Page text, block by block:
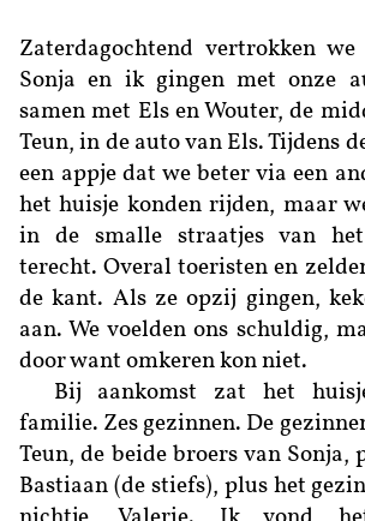
Zaterdagochtend vertrokken
Sonja en ik gingen met onze
samen met Els en Wouter, de
Teun, in de auto van Els. Tijdens
een appje dat we beter via een
het huisje konden rijden, maar
in de smalle straatjes van het
terecht. Overal toeristen en
de kant. Als ze opzij gingen,
aan. We voelden ons schuldig,
door want omkeren kon niet.
Bij aankomst zat het
familie. Zes gezinnen. De
Teun, de beide broers van Sonja,
Bastiaan (de stiefs), plus het